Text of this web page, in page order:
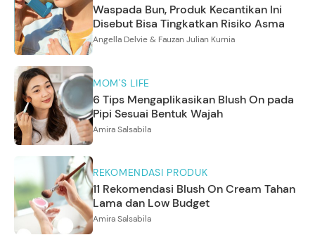
Waspada Bun, Produk Kecantikan Ini
Disebut Bisa Tingkatkan Risiko Asma
Angella Delvie & Fauzan Julian Kurnia
MOM'S LIFE
6 Tips Mengaplikasikan Blush On pada
Pipi Sesuai Bentuk Wajah
Amira Salsabila
REKOMENDASI PRODUK
11 Rekomendasi Blush On Cream Tahan
Lama dan Low Budget
Amira Salsabila